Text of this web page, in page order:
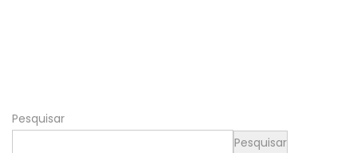
Pesquisar
Pesquisar